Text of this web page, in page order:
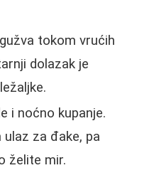
tokom vrućih
dolazak je
i noćno kupanje.
za đake, pa
želite mir.